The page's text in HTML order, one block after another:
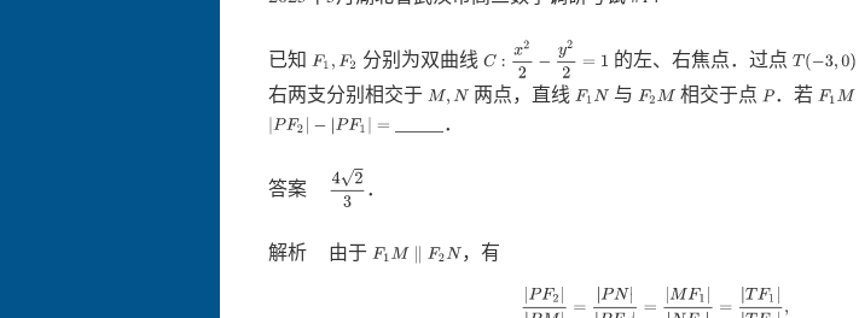
已知 F1 ,F2 分别为双曲线 C: 22− 2=1 的左、右焦点．过点T(−3,0)
右两支分别相交于 M,N 两点，直线 F1 N 与 F2M相交于点 P ．若 F1M∥
PF2|− |P F1|= _____．
答案 423 ．
解析 由于 F1M∥ F2N ，有
PF2|| |PN||P =|MF1 |=|TF